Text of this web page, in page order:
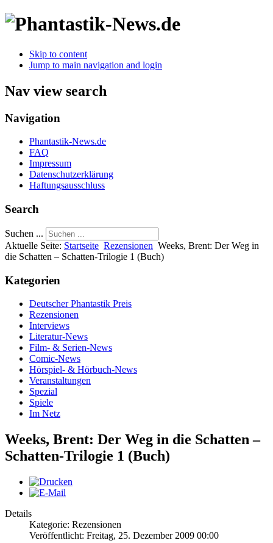
Skip to content
Jump to main navigation and login
Nav view search
Navigation
Phantastik-News.de
FAQ
Impressum
Datenschutzerklärung
Haftungsausschluss
Search
Suchen ...
Aktuelle Seite: Startseite Rezensionen Weeks, Brent: Der Weg in
die Schatten – Schatten-Trilogie 1 (Buch)
Kategorien
Deutscher Phantastik Preis
Rezensionen
Interviews
Literatur-News
Film- & Serien-News
Comic-News
Hörspiel- & Hörbuch-News
Veranstaltungen
Spezial
Spiele
Im Netz
Weeks, Brent: Der Weg in die Schatten –
Schatten-Trilogie 1 (Buch)
Details
Kategorie: Rezensionen
Veröffentlicht: Freitag, 25. Dezember 2009 00:00